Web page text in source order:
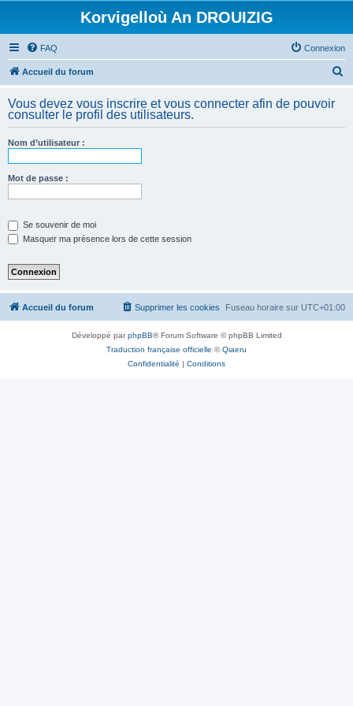
Korvigelloù An DROUIZIG
FAQ Connexion
Accueil du forum
h
Vous devez vous inscrire et vous connecter afin de pouvoir
consulter le profil des utilisateurs.
Nom d’utilisateur :
Mot de passe :
Se souvenir de moi
Masquer ma présence lors de cette session
Accueil du forum Fuseau horaire sur UTC+01:00
Supprimer les cookies
Développé parphpBB® Forum Software © phpBB Limited
Traduction française officielle ©Qiaeru
Confidentialité | Conditions